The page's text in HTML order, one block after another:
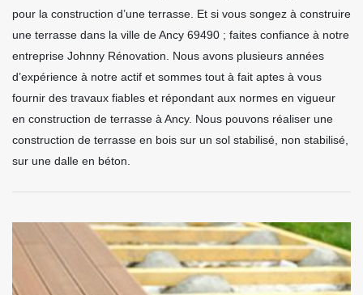
pour la construction d’une terrasse. Et si vous songez à construire
une terrasse dans la ville de Ancy 69490 ; faites confiance à notre
entreprise Johnny Rénovation. Nous avons plusieurs années
d’expérience à notre actif et sommes tout à fait aptes à vous
fournir des travaux fiables et répondant aux normes en vigueur
en construction de terrasse à Ancy. Nous pouvons réaliser une
construction de terrasse en bois sur un sol stabilisé, non stabilisé,
sur une dalle en béton.